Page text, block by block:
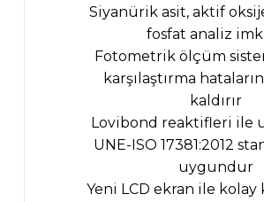
Siyanürik asit, aktif
fosfat analiz
Fotometrik ölçüm
karşılaştırma
kaldırır
Lovibond reaktifleri ile
UNE-ISO 17381:2012
uygundur
Yeni LCD ekran ile kolay